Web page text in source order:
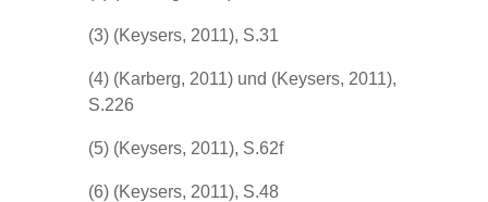
(3) (Keysers, 2011), S.31
(4) (Karberg, 2011) und (Keysers, 2011),
S.226
(5) (Keysers, 2011), S.62f
(6) (Keysers, 2011), S.48